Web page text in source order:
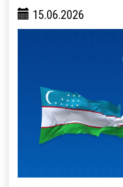
15.06.2026